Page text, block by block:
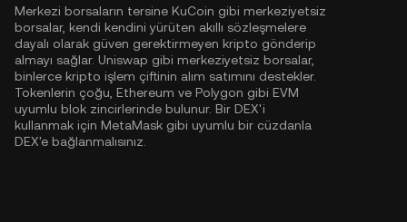
Merkezi borsaların tersine KuCoin gibi merkeziyetsiz
borsalar, kendi kendini yürüten akıllı sözleşmelere
dayalı olarak güven gerektirmeyen kripto gönderip
almayı sağlar. Uniswap gibi merkeziyetsiz borsalar,
binlerce kripto işlem çiftinin alım satımını destekler.
Tokenlerin çoğu, Ethereum ve Polygon gibi EVM
uyumlu blok zincirlerinde bulunur. Bir DEX'i
kullanmak için MetaMask gibi uyumlu bir cüzdanla
DEX'e bağlanmalısınız.